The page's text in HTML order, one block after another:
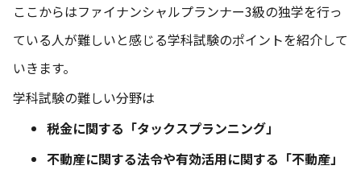
ここからはファイナンシャルプランナー3級の独学を行っ
ている人が難しいと感じる学科試験のポイントを紹介して
いきます。
学科試験の難しい分野は
税金に関する「タックスプランニング」
不動産に関する法令や有効活用に関する「不動産」